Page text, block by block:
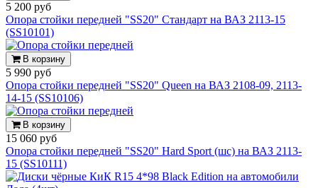
5 200 руб
Опора стойки передней "SS20" Стандарт на ВАЗ 2113-15
(SS10101)
В корзину
5 990 руб
Опора стойки передней "SS20" Queen на ВАЗ 2108-09, 2113-
14-15 (SS10106)
В корзину
15 060 руб
Опора стойки передней "SS20" Hard Sport (шс) на ВАЗ 2113-
15 (SS10111)